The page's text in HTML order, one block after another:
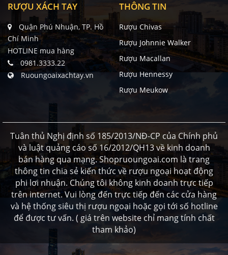
RƯỢU XÁCH TAY
Quận Phú Nhuận, TP. Hồ
Chí Minh
HOTLINE mua hàng
0981.3333.22
Ruoungoaixachtay.vn
THÔNG TIN
Rượu Chivas
Rượu Johnnie Walker
Rượu Macallan
Rượu Hennessy
Rượu Meukow
Tuân thủ Nghị định số 185/2013/NĐ-CP của Chính phủ
và luật quảng cáo số 16/2012/QH13 về kinh doanh
bán hàng qua mạng. Shopruoungoai.com là trang
thông tin chia sẻ kiến thức về rượu ngoại hoạt động
phi lơi nhuận. Chúng tôi không kinh doanh trực tiếp
trên internet. Vui lòng đến trực tiếp đến các cửa hàng
và hệ thống siêu thị rượu ngoại hoặc gọi tới số hotline
để được tư vấn. ( giá trên website chỉ mang tính chất
tham khảo)